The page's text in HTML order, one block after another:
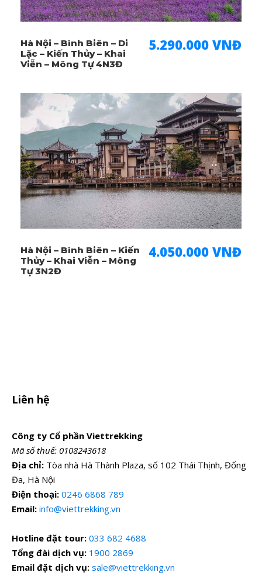
Hình Ảnh
Câu hỏi thường gặp
Thông tin chuyển khoản vui lòng ghi rõ nội
Họ Tên – VTK09 – Ngày đăng ký
Hà Nội – Bình Biên – Di
Lặc – Kiến Thủy – Khai
Viễn – Mông Tự 4N3Đ
5.290.000 VNĐ
Hà Nội – Bình Biên – Kiến
Thủy – Khai Viễn – Mông
Tự 3N2Đ
4.050.000 VNĐ
Liên hệ
Công ty Cổ phần Viettrekking
Mã số thuế: 0108243618
Địa chỉ: Tòa nhà Hà Thành Plaza, số 102 Thái Thịnh, Đống
Đa, Hà Nội
Điện thoại: 0246 6868 789
Email: info@viettrekking.vn
Hotline đặt tour: 033 682 4688
Tổng đài dịch vụ: 1900 2869
Email đặt dịch vụ: sale@viettrekking.vn